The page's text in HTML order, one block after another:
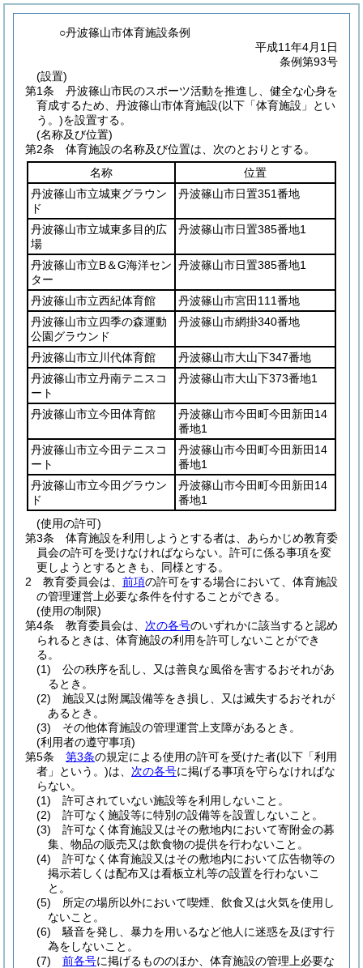
○丹波篠山市体育施設条例
平成11年4月1日
条例第93号
(設置)
第1条
丹波篠山市民のスポーツ活動を推進し、健全な心身を
育成するため、丹波篠山市体育施設(以下「体育施設」とい
う。)を設置する。
(名称及び位置)
第2条
体育施設の名称及び位置は、次のとおりとする。
名称
位置
丹波篠山市立城東グラウン
ド
丹波篠山市日置351番地
丹波篠山市立城東多目的広
場
丹波篠山市日置385番地1
丹波篠山市立B＆G海洋セン
ター
丹波篠山市日置385番地1
丹波篠山市立西紀体育館
丹波篠山市宮田111番地
丹波篠山市立四季の森運動
公園グラウンド
丹波篠山市網掛340番地
丹波篠山市立川代体育館
丹波篠山市大山下347番地
丹波篠山市立丹南テニスコ
ート
丹波篠山市大山下373番地1
丹波篠山市立今田体育館
丹波篠山市今田町今田新田14
番地1
丹波篠山市立今田テニスコ
ート
丹波篠山市今田町今田新田14
番地1
丹波篠山市立今田グラウン
ド
丹波篠山市今田町今田新田14
番地1
(使用の許可)
第3条
体育施設を利用しようとする者は、あらかじめ教育委
員会の許可を受けなければならない。 許可に係る事項を変
更しようとするときも、同様とする。
2
教育委員会は、 前項の許可をする場合において、体育施設
の管理運営上必要な条件を付することができる。
(使用の制限)
第4条
教育委員会は、 次の各号のいずれかに該当すると認め
られるときは、体育施設の利用を許可しないことができ
る。
(1)
公の秩序を乱し、又は善良な風俗を害するおそれがあ
るとき。
(2)
施設又は附属設備等をき損し、又は滅失するおそれが
あるとき。
(3)
その他体育施設の管理運営上支障があるとき。
(利用者の遵守事項)
第5条
第3条の規定による使用の許可を受けた者(以下「利用
者」という。)は、 次の各号に掲げる事項を守らなければな
らない。
(1)
許可されていない施設等を利用しないこと。
(2)
許可なく施設等に特別の設備等を設置しないこと。
(3)
許可なく体育施設又はその敷地内において寄附金の募
集、物品の販売又は飲食物の提供を行わないこと。
(4)
許可なく体育施設又はその敷地内において広告物等の
掲示若しくは配布又は看板立札等の設置を行わないこ
と。
(5)
所定の場所以外において喫煙、飲食又は火気を使用し
ないこと。
(6)
騒音を発し、暴力を用いるなど他人に迷惑を及ぼす行
為をしないこと。
(7)
前各号に掲げるもののほか、体育施設の管理上必要な